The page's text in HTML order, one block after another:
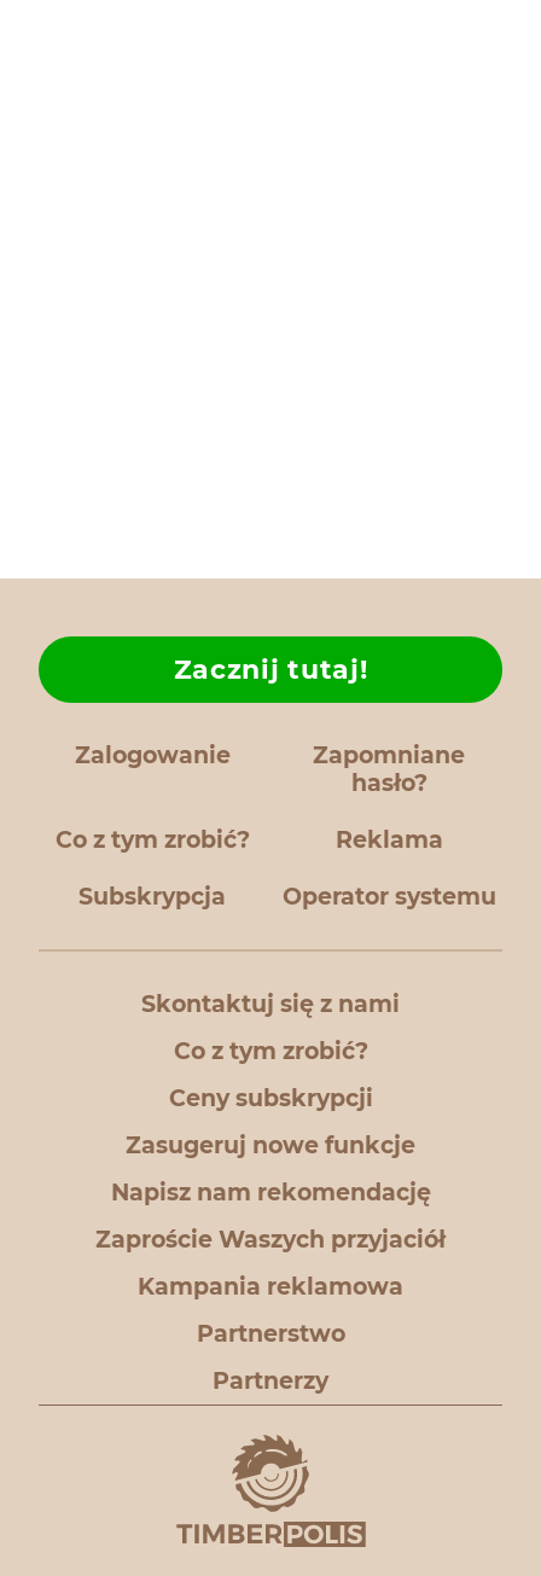
Zalogowanie
Zapomniane
hasło?
Co z tym zrobić?
Zacznij tutaj!
Reklama
Subskrypcja Operator systemu
Skontaktuj się z nami
Co z tym zrobić?
Ceny subskrypcji
Zasugeruj nowe funkcje
Napisz nam rekomendację
Zaproście Waszych przyjaciół
Kampania reklamowa
Partnerstwo
Partnerzy